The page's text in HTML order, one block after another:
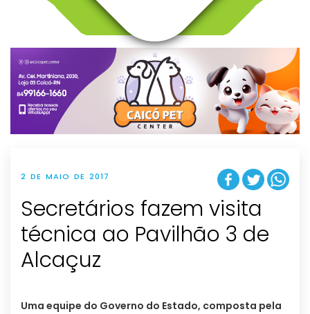
v
g
t
i
o
n
2 DE MAIO DE 2017
Secretários fazem visita
técnica ao Pavilhão 3 de
Alcaçuz
Uma equipe do Governo do Estado, composta pela